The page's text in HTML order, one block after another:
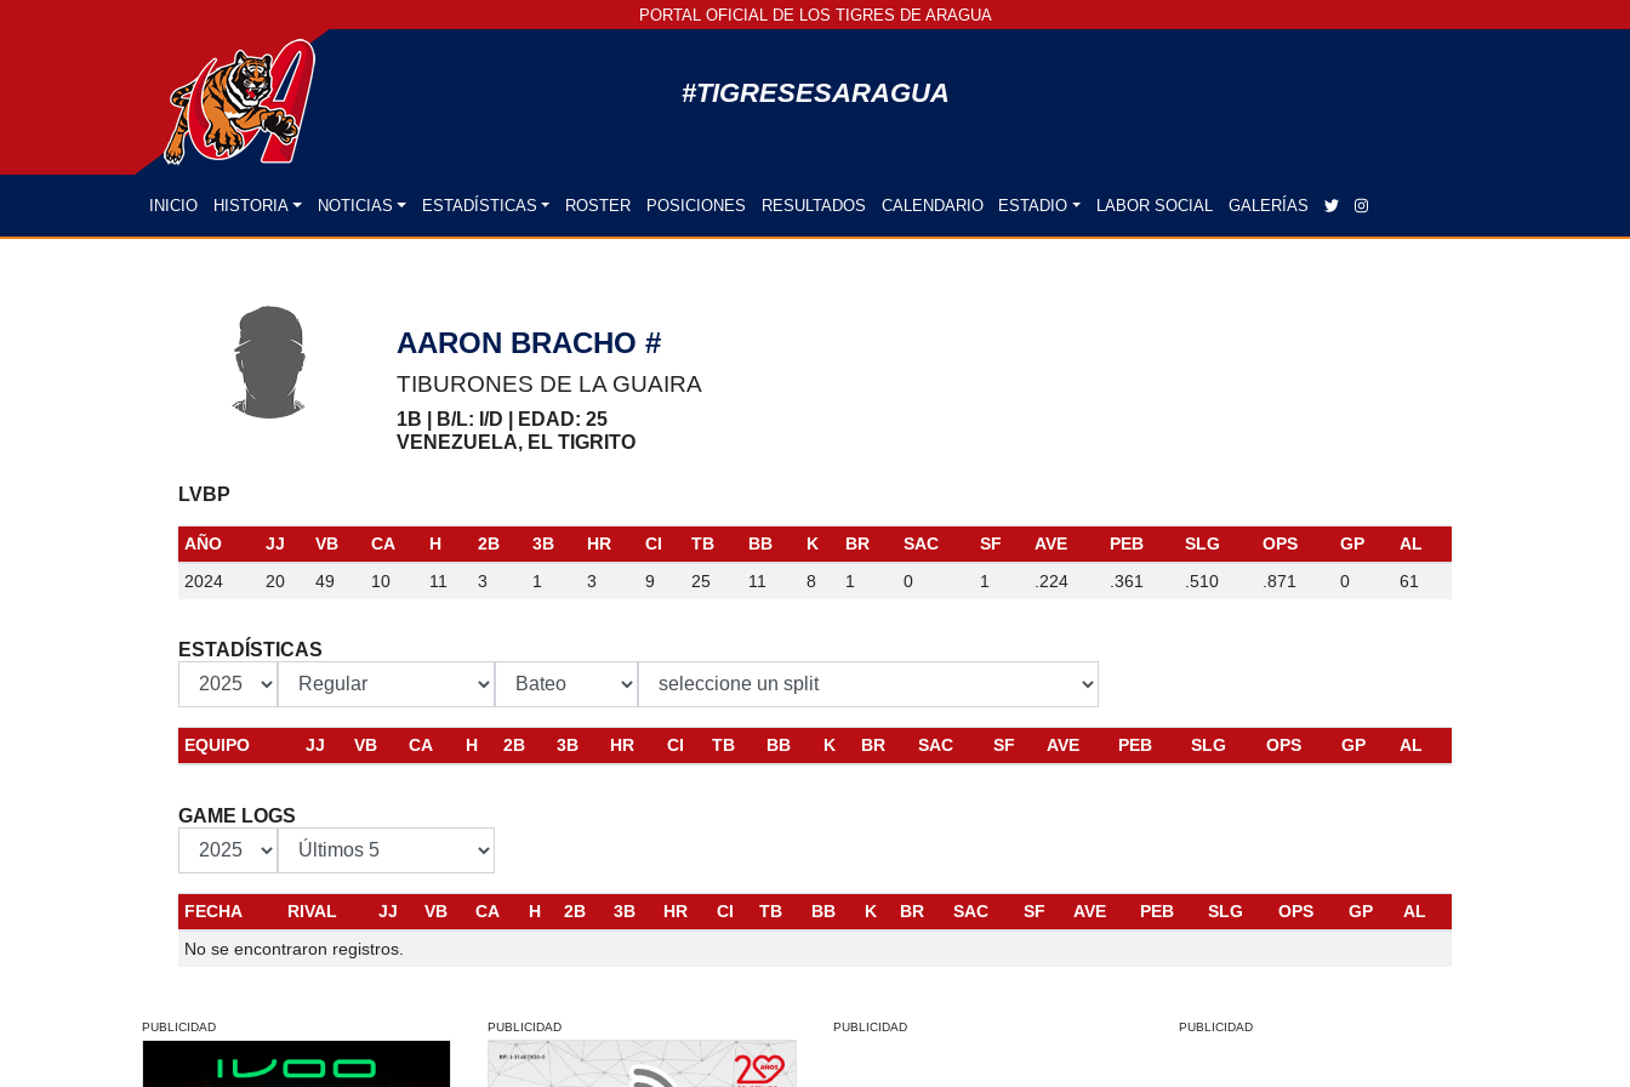
PORTAL OFICIAL DE LOS TIGRES DE ARAGUA
#TIGRESESARAGUA
INICIO(CURRENT)
HISTORIA NOTICIAS ESTADÍSTICAS ROSTER POSICIONES RESULTADOS CALENDARIO ESTADIO LABOR SOCIAL GALERÍAS
AARON BRACHO #
TIBURONES DE LA GUAIRA
1B | B/L: I/D | EDAD: 25
VENEZUELA, EL TIGRITO
LVBP
AÑO JJ VB CA H 2B 3B HR CI TB BB K BR SAC SF AVE PEB SLG OPS GP
AL
2024
20 49 10 11 3 1 3 9 25 11 8 1 0 1 .224 .361 .510 .871 0 61
ESTADÍSTICAS
EQUIPO JJ VB CA H 2B 3B HR CI TB BB K BR SAC SF AVE PEB SLG OPS GP AL
GAME LOGS
FECHA RIVAL JJ VB CA H 2B 3B HR CI TB BB K BR SAC SF AVE PEB SLG OPS GP
AL
No se encontraron registros.
PUBLICIDAD PUBLICIDAD PUBLICIDAD PUBLICIDAD